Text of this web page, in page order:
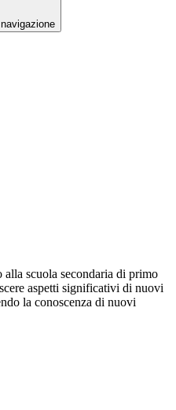
alla scuola secondaria di primo
aspetti significativi di nuovi
la conoscenza di nuovi